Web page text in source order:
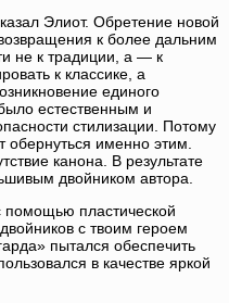
Элиот. Обретение новой
к более дальним
не к традиции, а — к
к классике, а
единого
естественным и
стилизации. Потому
обернуться именно этим.
канона. В результате
двойником автора.
пластической
с твоим героем
пытался обеспечить
в качестве яркой